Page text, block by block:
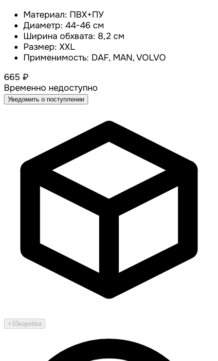
Материал: ПВХ+ПУ
Диаметр: 44-46 см
Ширина обхвата: 8,2 см
Размер: XXL
Применимость: DAF, MAN, VOLVO
665 ₽
Временно недоступно
Уведомить о поступлении
+10коробка